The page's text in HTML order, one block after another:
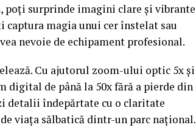
poți surprinde imagini clare și vibrante
captura magia unui cer înstelat sau
nevoie de echipament profesional.
Cu ajutorul zoom-ului optic 5x și
digital de până la 50x fără a pierde din
detalii îndepărtate cu o claritate
viața sălbatică dintr-un parc național.